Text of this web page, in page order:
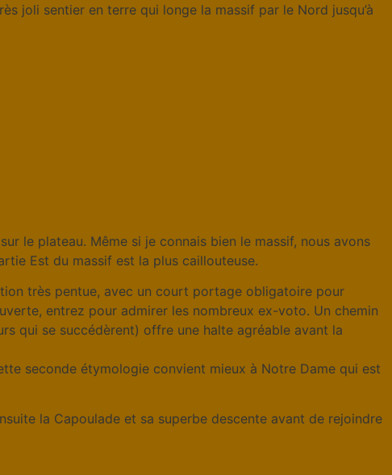
joli sentier en terre qui longe la massif par le Nord jusqu’à
le plateau. Même si je connais bien le massif, nous avons
Est du massif est la plus caillouteuse.
très pentue, avec un court portage obligatoire pour
entrez pour admirer les nombreux ex-voto. Un chemin
qui se succédèrent) offre une halte agréable avant la
seconde étymologie convient mieux à Notre Dame qui est
la Capoulade et sa superbe descente avant de rejoindre